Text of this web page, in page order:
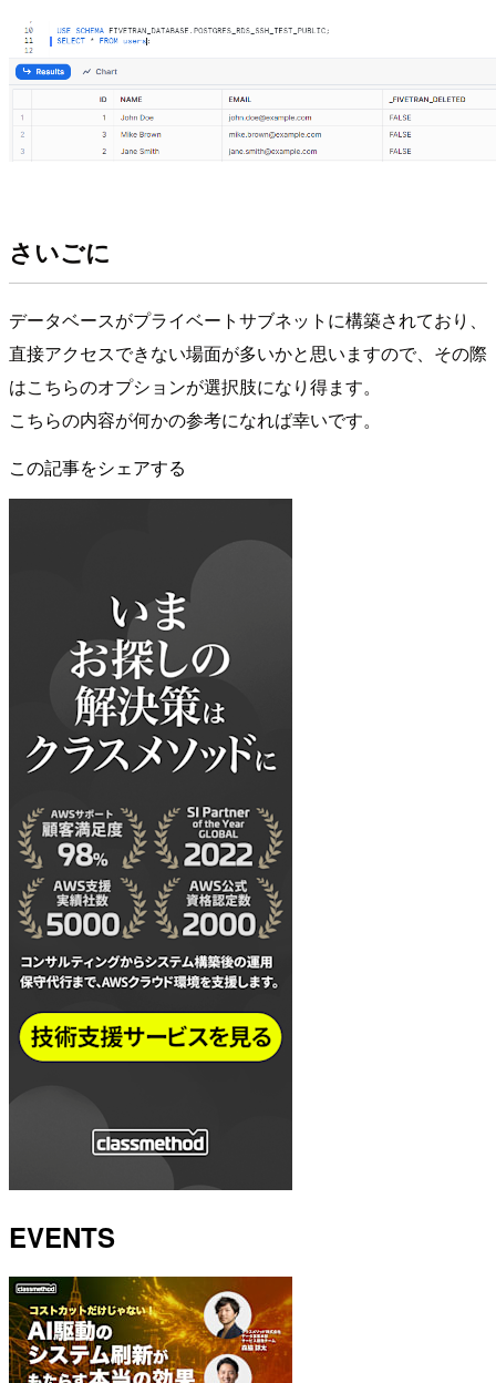
さいごに
データベースがプライベートサブネットに構築されており、
直接アクセスできない場面が多いかと思いますので、その際
はこちらのオプションが選択肢になり得ます。
こちらの内容が何かの参考になれば幸いです。
この記事をシェアする
EVENTS